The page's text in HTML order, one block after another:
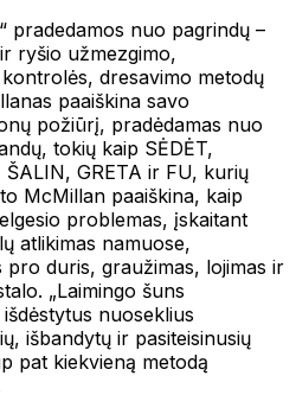
pradedamos nuo pagrindų –
ryšio užmezgimo,
dresavimo metodų
paaiškina savo
požiūrį, pradėdamas nuo
tokių kaip SĖDĖT,
ŠALIN, GRETA ir FU, kurių
McMillan paaiškina, kaip
problemas, įskaitant
atlikimas namuose,
pro duris, graužimas, lojimas ir
„Laimingo šuns
nuoseklius
išbandytų ir pasiteisinusių
pat kiekvieną metodą